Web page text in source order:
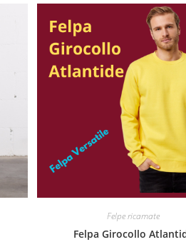
Felpe ricamate
Felpa Girocollo